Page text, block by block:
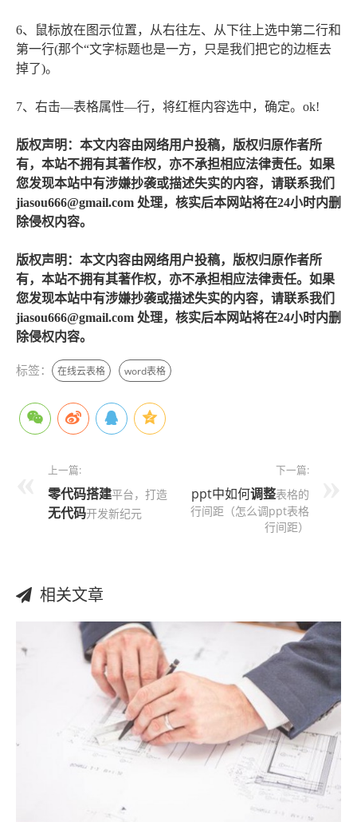
6、鼠标放在图示位置，从右往左、从下往上选中第二行和
第一行(那个“文字标题也是一方，只是我们把它的边框去
掉了)。
7、右击—表格属性—行，将红框内容选中，确定。ok!
版权声明：本文内容由网络用户投稿，版权归原作者所
有，本站不拥有其著作权，亦不承担相应法律责任。如果
您发现本站中有涉嫌抄袭或描述失实的内容，请联系我们
jiasou666@gmail.com 处理，核实后本网站将在24小时内删
除侵权内容。
版权声明：本文内容由网络用户投稿，版权归原作者所
有，本站不拥有其著作权，亦不承担相应法律责任。如果
您发现本站中有涉嫌抄袭或描述失实的内容，请联系我们
jiasou666@gmail.com 处理，核实后本网站将在24小时内删
除侵权内容。
标签： 在线云表格 word表格
上一篇:
零代码搭建平台，打造
无代码开发新纪元
下一篇:
ppt中如何调整表格的
行间距（怎么调ppt表格
行间距）
相关文章